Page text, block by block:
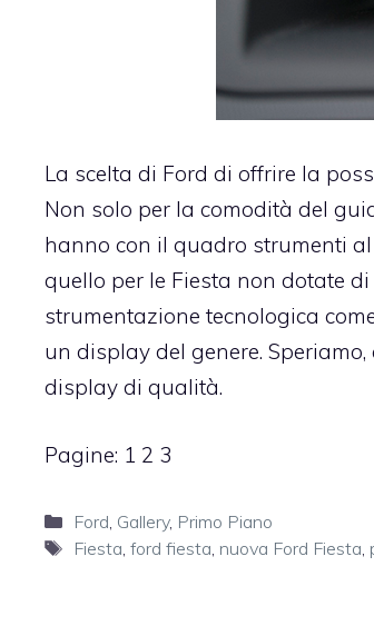
La scelta di Ford di offrire la
Non solo per la comodità del
hanno con il quadro strumenti
quello per le Fiesta non dotate
strumentazione tecnologica
un display del genere.
display di qualità.
Pagine: 1 2 3
Categorie
Ford Gallery, Primo Piano
Tag
Fiesta ford fiesta nuova Ford Fiesta